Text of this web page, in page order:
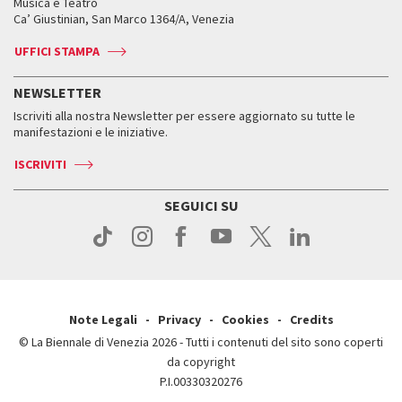
Come raggiungerci
Press
Orari e sedi
Accrediti
Come raggiungerci
Biglietti
Accrediti
Come raggiungerci
Contatti
Press
Come raggiungerci
Press
Leone d’argento
Edizioni passate
Orari e sedi
Biglietti
Servizi al pubblico
Come raggiungerci
Contatti
Biennale College ASAC
ASAC DATI
Storia
Orari e sedi
Ca’ Giustinian, San Marco 1364/A, Venezia
UFFICI STAMPA
NEWSLETTER
Iscriviti alla nostra Newsletter per essere aggiornato su tutte le
manifestazioni e le iniziative.
ISCRIVITI
SEGUICI SU
Note Legali Privacy Cookies
Credits
© La Biennale di Venezia 2026 - Tutti i contenuti del sito sono coperti
da copyright
P.I.00330320276